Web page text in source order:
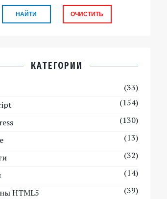
КАТЕГОРИИ
(33)
(154)
(130)
(13)
(32)
(14)
HTML5
(39)